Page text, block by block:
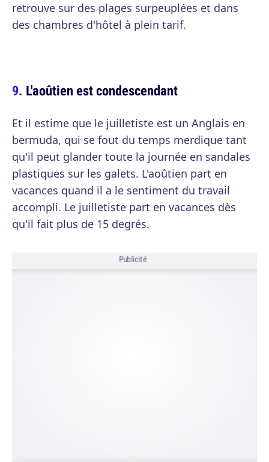
retrouve sur des plages surpeuplées et dans
des chambres d'hôtel à plein tarif.
L'aoûtien est condescendant
Et il estime que le juilletiste est un Anglais en
bermuda, qui se fout du temps merdique tant
qu'il peut glander toute la journée en sandales
plastiques sur les galets. L'aoûtien part en
vacances quand il a le sentiment du travail
accompli. Le juilletiste part en vacances dès
qu'il fait plus de 15 degrés.
Publicité